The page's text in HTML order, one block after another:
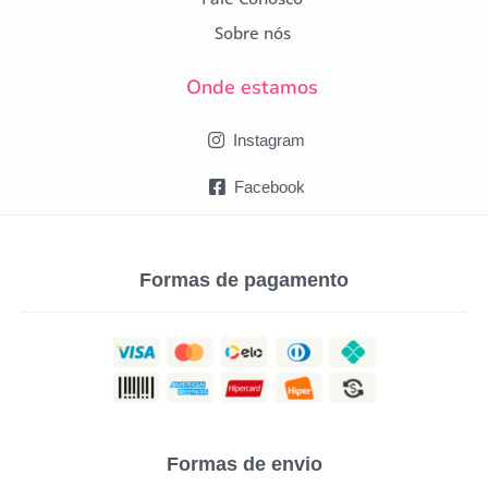
Sobre nós
Onde estamos
Instagram
Facebook
Formas de pagamento
Formas de envio